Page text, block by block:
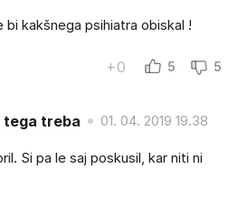
kakšnega psihiatra obiskal !
+0 5 5
tega treba 01. 04. 2019 19.38
Si pa le saj poskusil, kar niti ni